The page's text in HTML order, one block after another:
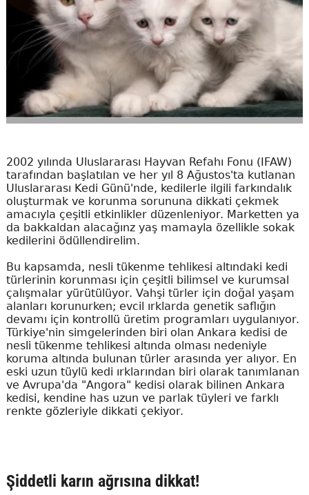
2002 yılında Uluslararası Hayvan Refahı Fonu (IFAW)
tarafından başlatılan ve her yıl 8 Ağustos'ta kutlanan
Uluslararası Kedi Günü'nde, kedilerle ilgili farkındalık
oluşturmak ve korunma sorununa dikkati çekmek
amacıyla çeşitli etkinlikler düzenleniyor. Marketten ya
da bakkaldan alacağınz yaş mamayla özellikle sokak
kedilerini ödüllendirelim.
Bu kapsamda, nesli tükenme tehlikesi altındaki kedi
türlerinin korunması için çeşitli bilimsel ve kurumsal
çalışmalar yürütülüyor. Vahşi türler için doğal yaşam
alanları korunurken; evcil ırklarda genetik saflığın
devamı için kontrollü üretim programları uygulanıyor.
Türkiye'nin simgelerinden biri olan Ankara kedisi de
nesli tükenme tehlikesi altında olması nedeniyle
koruma altında bulunan türler arasında yer alıyor. En
eski uzun tüylü kedi ırklarından biri olarak tanımlanan
ve Avrupa'da "Angora" kedisi olarak bilinen Ankara
kedisi, kendine has uzun ve parlak tüyleri ve farklı
renkte gözleriyle dikkati çekiyor.
Şiddetli karın ağrısına dikkat!